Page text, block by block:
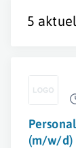
5
(m/w/d)